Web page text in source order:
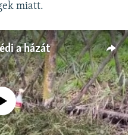
miatt.
a házát
elérhető tartalom